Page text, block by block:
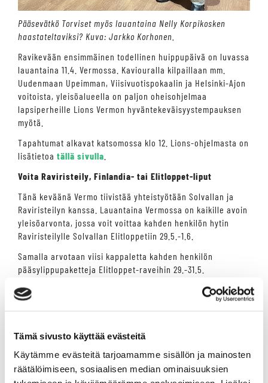
Tämä sivusto käyttää evästeitä
Käytämme evästeitä tarjoamamme sisällön ja mainosten
räätälöimiseen, sosiaalisen median ominaisuuksien
Pääsevätkö Torviset myös lauantaina Nelly Korpikosken
haastateltaviksi? Kuva: Jarkko Korhonen.
Ravikevään ensimmäinen todellinen huippupäivä on luvassa
lauantaina 11.4. Vermossa. Kaviouralla kilpaillaan mm.
Uudenmaan Upeimman, Viisivuotispokaalin ja Helsinki-Ajon
voitoista, yleisöalueella on paljon oheisohjelmaa
lapsiperheille Lions Vermon hyväntekeväisyystempauksen
myötä.
Tapahtumat alkavat katsomossa klo 12. Lions-ohjelmasta on
lisätietoa tällä sivulla
Voita Raviristeily, Finlandia- tai Elitloppet-liput
Tänä keväänä Vermo tiivistää yhteistyötään Solvallan ja
Raviristeilyn kanssa. Lauantaina Vermossa on kaikille avoin
yleisöarvonta, jossa voit voittaa kahden henkilön hytin
Raviristeilylle Solvallan Elitloppetiin 29.5.-1.6.
Samalla arvotaan viisi kappaletta kahden henkilön
pääsylippupaketteja Elitloppet-raveihin 29.-31.5.
henkilön pääsylippupaketteja Finlandia-Ajoon 9.-10.5.
jälkeen.
Voittajahaastattelut tuovat tunnelmaa ravintolaan